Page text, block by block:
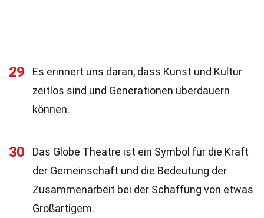
29
Es erinnert uns daran, dass Kunst und Kultur
zeitlos sind und Generationen überdauern
können.
30
Das Globe Theatre ist ein Symbol für die Kraft
der Gemeinschaft und die Bedeutung der
Zusammenarbeit bei der Schaffung von etwas
Großartigem.